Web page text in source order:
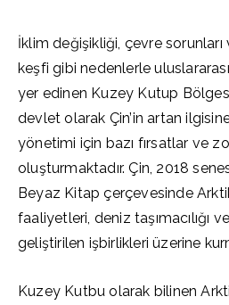
İklim değişikliği, çevre sorunları
keşfi gibi nedenlerle
yer edinen Kuzey Kutup
devlet olarak Çin’in artan
yönetimi için bazı fırsatlar ve
oluşturmaktadır. Çin, 2018
Beyaz Kitap çerçevesinde
faaliyetleri, deniz taşımacılığı
geliştirilen işbirlikleri üzerine
Kuzey Kutbu olarak bilinen